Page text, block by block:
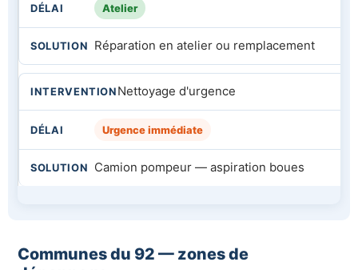
Atelier
Réparation en atelier ou remplacement
Nettoyage d'urgence
Urgence immédiate
Camion pompeur — aspiration boues
Communes du 92 — zones de